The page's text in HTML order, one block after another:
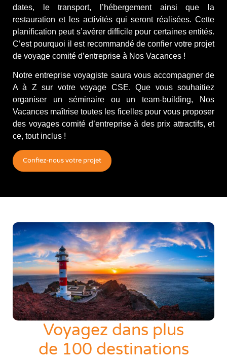
dates, le transport, l’hébergement ainsi que la
restauration et les activités qui seront réalisées. Cette
planification peut s’avérer difficile pour certaines entités.
C’est pourquoi il est recommandé de confier votre projet
de voyage comité d’entreprise à Nos Vacances !
Notre entreprise voyagiste saura vous accompagner de
A à Z sur votre voyage CSE. Que vous souhaitiez
organiser un séminaire ou un team-building, Nos
Vacances maîtrise toutes les ficelles pour vous proposer
des voyages comité d’entreprise à des prix attractifs, et
ce, tout inclus !
Confiez-nous votre projet
Voyagez dans plus
de 100 destinations